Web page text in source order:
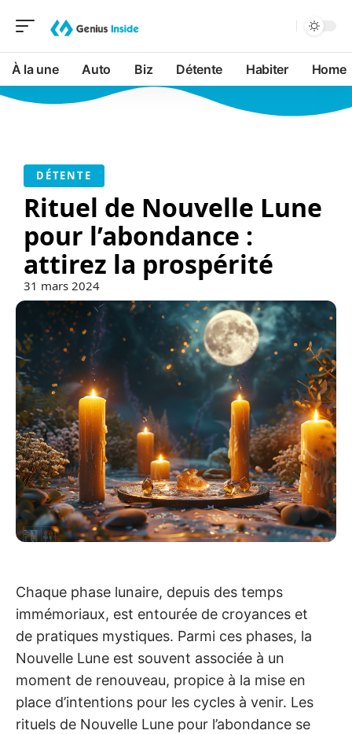
À la une Auto Biz Détente Habiter Home
DÉTENTE
Rituel de Nouvelle Lune
pour l’abondance :
attirez la prospérité
31 mars 2024
Chaque phase lunaire, depuis des temps
immémoriaux, est entourée de croyances et
de pratiques mystiques. Parmi ces phases, la
Nouvelle Lune est souvent associée à un
moment de renouveau, propice à la mise en
place d’intentions pour les cycles à venir. Les
rituels de Nouvelle Lune pour l’abondance se